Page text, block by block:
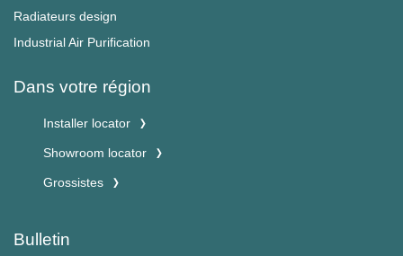
Radiateurs design
Industrial Air Purification
Dans votre région
Installer locator
Showroom locator
Grossistes
Bulletin